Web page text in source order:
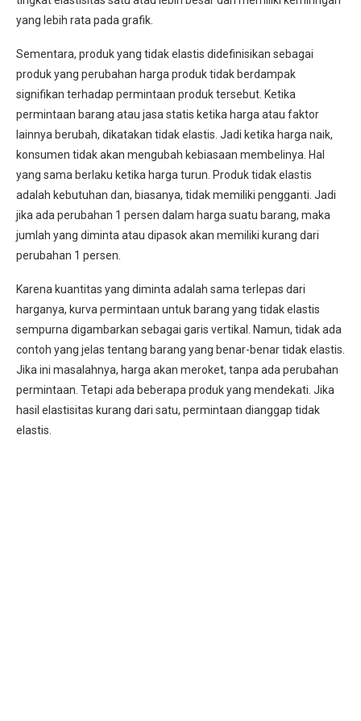
yang lebih rata pada grafik.
Sementara, produk yang tidak elastis didefinisikan sebagai
produk yang perubahan harga produk tidak berdampak
signifikan terhadap permintaan produk tersebut. Ketika
permintaan barang atau jasa statis ketika harga atau faktor
lainnya berubah, dikatakan tidak elastis. Jadi ketika harga naik,
konsumen tidak akan mengubah kebiasaan membelinya. Hal
yang sama berlaku ketika harga turun. Produk tidak elastis
adalah kebutuhan dan, biasanya, tidak memiliki pengganti. Jadi
jika ada perubahan 1 persen dalam harga suatu barang, maka
jumlah yang diminta atau dipasok akan memiliki kurang dari
perubahan 1 persen.
Karena kuantitas yang diminta adalah sama terlepas dari
harganya, kurva permintaan untuk barang yang tidak elastis
sempurna digambarkan sebagai garis vertikal. Namun, tidak ada
contoh yang jelas tentang barang yang benar-benar tidak elastis.
Jika ini masalahnya, harga akan meroket, tanpa ada perubahan
permintaan. Tetapi ada beberapa produk yang mendekati. Jika
hasil elastisitas kurang dari satu, permintaan dianggap tidak
elastis.